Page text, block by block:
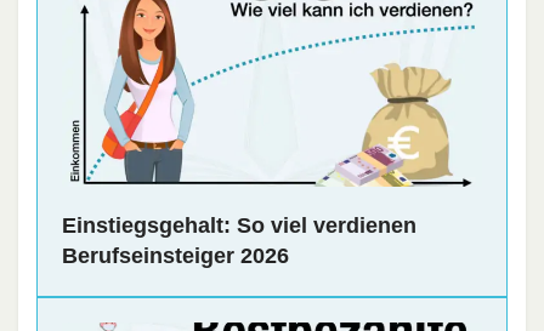
Einstiegsgehalt: So viel verdienen
Berufseinsteiger 2026